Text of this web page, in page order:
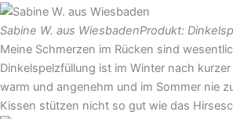
Sabine W. aus WiesbadenProdukt:
Meine Schmerzen im Rücken sind
Dinkelspelzfüllung ist im Winter nach
warm und angenehm und im Sommer nie
Kissen stützen nicht so gut wie das